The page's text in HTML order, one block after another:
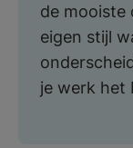
de mooiste
eigen stijl
je werk het